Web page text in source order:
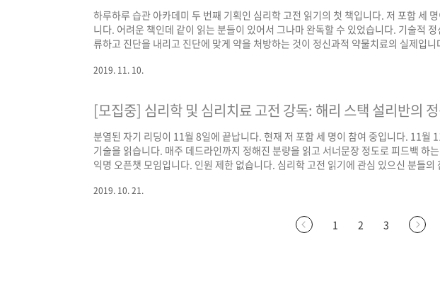
하루하루 습관 아카데미 두 번째 기획인 심리학 고전 읽기의 첫 책입니다. 저 포함 세
니다. 어려운 책인데 같이 읽는 분들이 있어서 그나마 완독할 수 있었습니다. 기술적
류하고 진단을 내리고 진단에 맞게 약을 처방하는 것이 정신과적 약물치료의 실제입
포커스를 맞춰 두드러지는 증상을 완화시키는 데 초점을 맞추게 됩니다. 현대 정신의
2019. 11. 10.
[모집중] 심리학 및 심리치료 고전 강독: 해리 스택 설리반의
분열된 자기 리딩이 11월 8일에 끝납니다. 현재 저 포함 세 명이 참여 중입니다. 11월
기술을 읽습니다. 매주 데드라인까지 정해진 분량을 읽고 서너문장 정도로 피드백 하
익명 오픈챗 모임입니다. 인원 제한 없습니다. 심리학 고전 읽기에 관심 있으신 분들
과정 접근 https://slowdive14.tistory.com/1298944
2019. 10. 21.
1 2 3